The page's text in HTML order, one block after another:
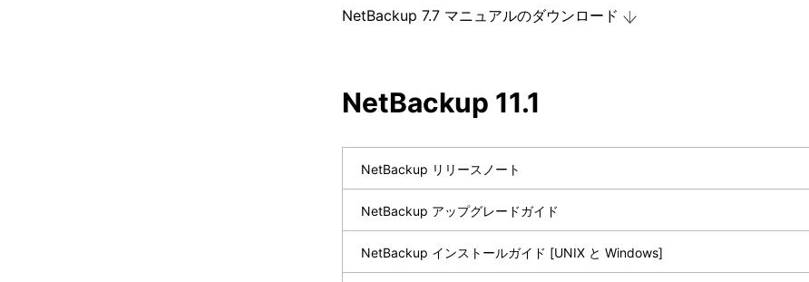
NetBackup 7.7 マニュアルのダウンロード
NetBackup 11.1
NetBackup リリースノート
NetBackup アップグレードガイド
NetBackup インストールガイド [UNIX と Windows]